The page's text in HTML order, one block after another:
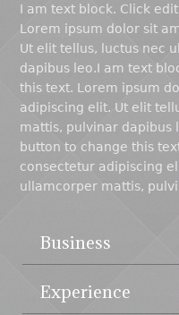
I am text block. Click
Lorem ipsum dolor sit
Ut elit tellus, luctus nec
dapibus leo.I am text
this text. Lorem ipsum
adipiscing elit. Ut elit
mattis, pulvinar dapibus
button to change this
consectetur adipiscing
ullamcorper mattis,
Business
Experience